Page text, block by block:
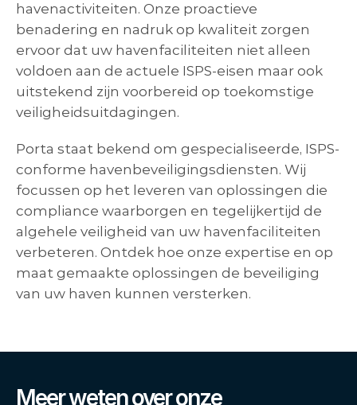
havenactiviteiten. Onze proactieve
benadering en nadruk op kwaliteit zorgen
ervoor dat uw havenfaciliteiten niet alleen
voldoen aan de actuele ISPS-eisen maar ook
uitstekend zijn voorbereid op toekomstige
veiligheidsuitdagingen.
Porta staat bekend om gespecialiseerde, ISPS-
conforme havenbeveiligingsdiensten. Wij
focussen op het leveren van oplossingen die
compliance waarborgen en tegelijkertijd de
algehele veiligheid van uw havenfaciliteiten
verbeteren. Ontdek hoe onze expertise en op
maat gemaakte oplossingen de beveiliging
van uw haven kunnen versterken.
Meer weten over onze